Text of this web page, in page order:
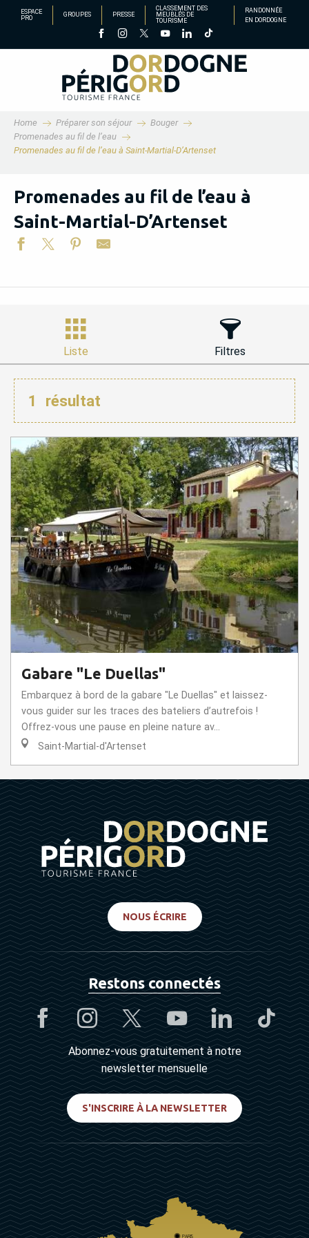
AllerESPACE
PRO
GROUPES PRESSE
CLASSEMENT DES
MEUBLÉS DE
TOURISME
RANDONNÉE
EN DORDOGNE
Home Préparer son séjour
Bouger
Promenades au fil de l’eau
Promenades au fil de l’eau à Saint-Martial-D’Artenset
Promenades au fil de l’eau à
Saint-Martial-D’Artenset
Liste Filtres
1 résultat
Gabare "Le Duellas"
Embarquez à bord de la gabare "Le Duellas" et laissez-
vous guider sur les traces des bateliers d’autrefois !
Offrez-vous une pause en pleine nature av...
Saint-Martial-d'Artenset
NOUS ÉCRIRE
Restons connectés
Abonnez-vous gratuitement à notre
newsletter mensuelle
S'INSCRIRE À LA NEWSLETTER
PARIS